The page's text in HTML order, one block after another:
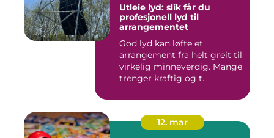
Utleie lyd: slik får du
profesjonell lyd til
arrangementet
God lyd kan løfte et
arrangement fra helt greit til
virkelig minneverdig. Mange
trenger kraftig og t...
12. mar